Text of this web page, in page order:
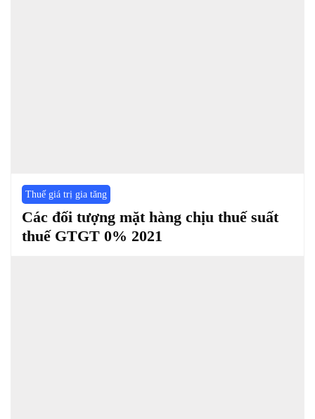
Thuế giá trị gia tăng
Các đối tượng mặt hàng chịu thuế suất
thuế GTGT 0% 2021